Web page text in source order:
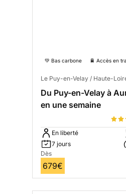
💚 Bas carbone 🚆 Accès en
Le Puy-en-Velay / Haute-
Du Puy-en-Velay à
en une semaine
En liberté
7 jours
Dès
679€